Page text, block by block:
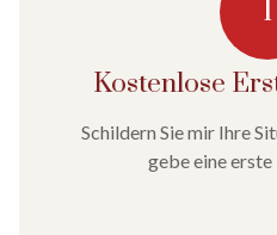
1
Kostenlose
Schildern Sie mir Ihre
gebe eine erste